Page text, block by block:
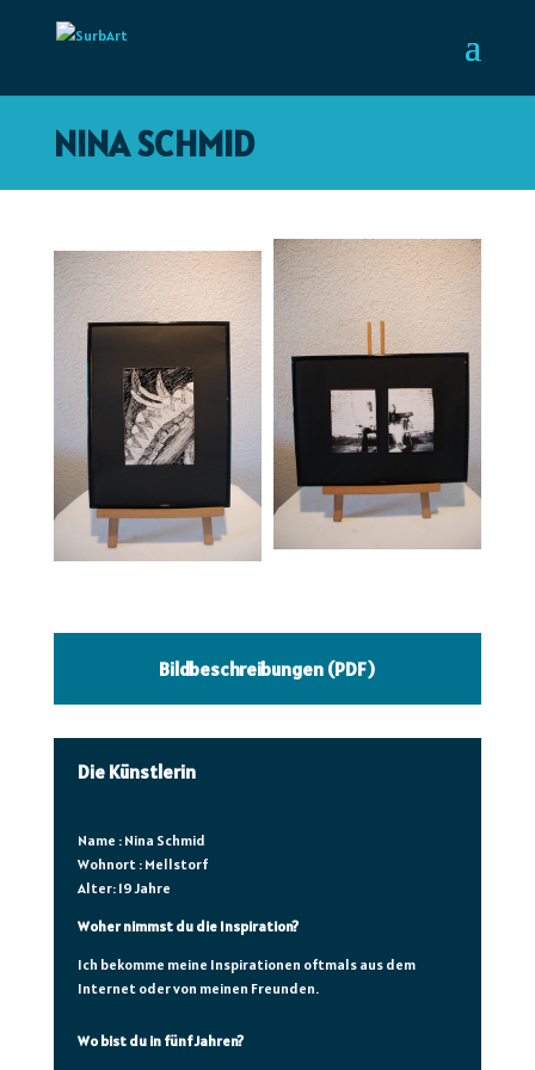
NINA SCHMID
Bildbeschreibungen (PDF)
Die Künstlerin
Name : Nina Schmid
Wohnort : Mellstorf
Alter: 19 Jahre
Woher nimmst du die Inspiration?
Ich bekomme meine Inspirationen oftmals aus dem
Internet oder von meinen Freunden.
Wo bist du in fünf Jahren?